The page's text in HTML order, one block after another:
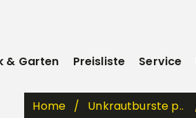
& Garten Preisliste Service
Home Unkrautburste p..